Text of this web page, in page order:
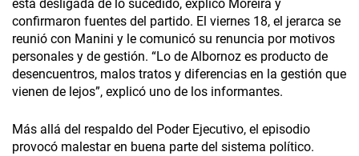
está desligada de lo sucedido, explicó Moreira y
confirmaron fuentes del partido. El viernes 18, el jerarca se
reunió con Manini y le comunicó su renuncia por motivos
personales y de gestión. “Lo de Albornoz es producto de
desencuentros, malos tratos y diferencias en la gestión que
vienen de lejos”, explicó uno de los informantes.
Más allá del respaldo del Poder Ejecutivo, el episodio
provocó malestar en buena parte del sistema político.